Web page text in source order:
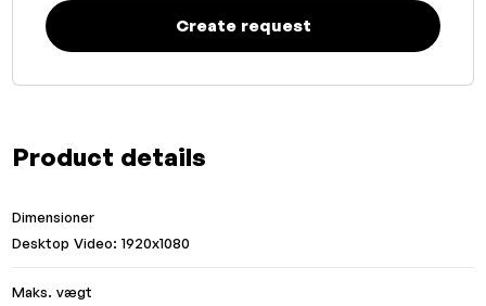
Product details
Dimensioner
Desktop Video: 1920x1080
Maks. vægt
Create request